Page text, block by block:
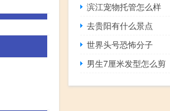
滨江宠物托管怎么样
去贵阳有什么景点
世界头号恐怖分子
男生7厘米发型怎么剪